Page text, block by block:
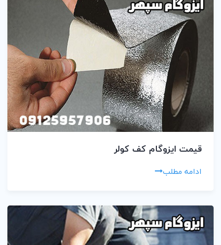
قیمت ایزوگام کف کولر
ادامه مطلب